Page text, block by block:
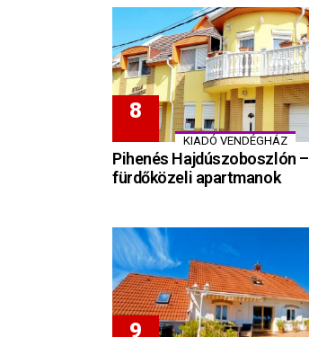
KIADÓ VENDÉGHÁZ
Pihenés Hajdúszoboszlón –
fürdőközeli apartmanok